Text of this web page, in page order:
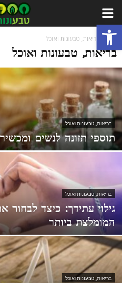
פתח סרגל נגישות
בית בריאות, טבעונות ואוכל
בריאות, טבעונות ואוכל
בריאות, טבעונות ואוכל
תוספי תזונה לנשים
בריאות, טבעונות ואוכל
גילוי עתידך: כיצד לבחור
המומלצת ביותר
בריאות, טבעונות ואוכל